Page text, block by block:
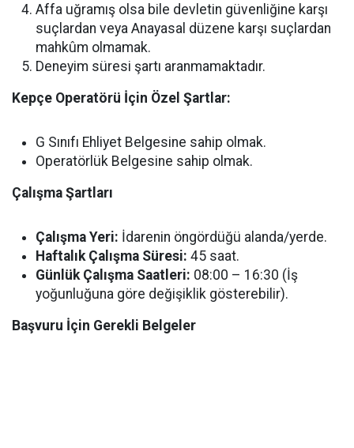
Affa uğramış olsa bile devletin güvenliğine karşı
suçlardan veya Anayasal düzene karşı suçlardan
mahkûm olmamak.
Deneyim süresi şartı aranmamaktadır.
Kepçe Operatörü İçin Özel Şartlar:
G Sınıfı Ehliyet Belgesine sahip olmak.
Operatörlük Belgesine sahip olmak.
Çalışma Şartları
Çalışma Yeri: İdarenin öngördüğü alanda/yerde.
Haftalık Çalışma Süresi: 45 saat.
Günlük Çalışma Saatleri: 08:00 – 16:30 (İş
yoğunluğuna göre değişiklik gösterebilir).
Başvuru İçin Gerekli Belgeler